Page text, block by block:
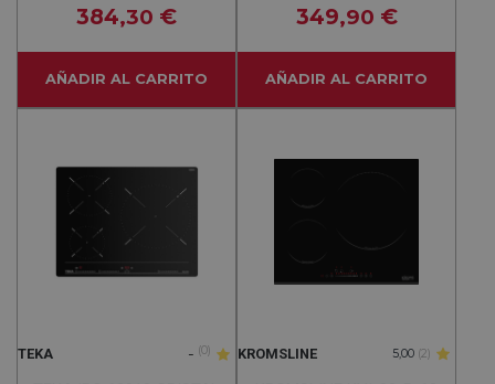
Inducción 90CM
384,30 €
AÑADIR AL CARRITO
349,90 €
AÑADIR AL CARRITO
TEKA - (0) KROMSLINE 5,00 (2)